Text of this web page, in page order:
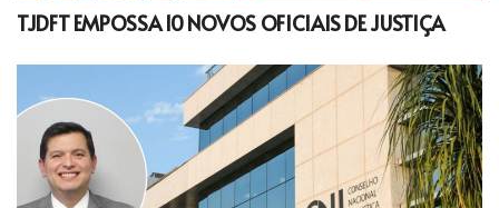
TJDFT EMPOSSA 10 NOVOS OFICIAIS DE JUSTIÇA